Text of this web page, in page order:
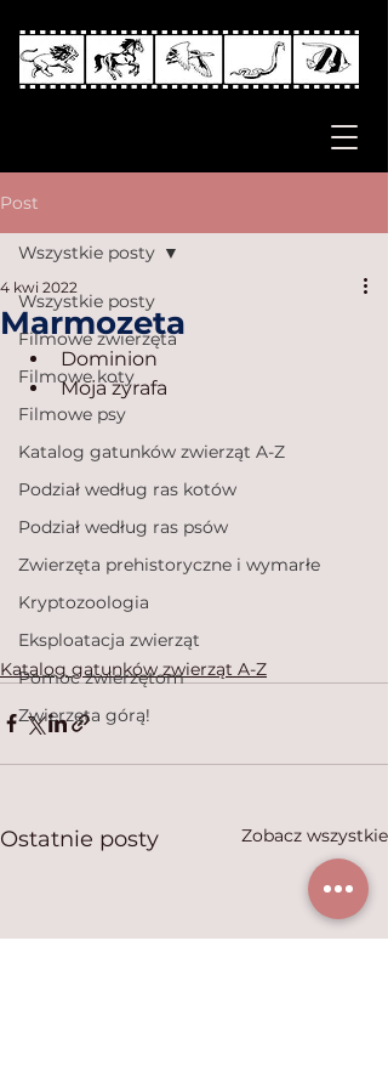
Post
Wszystkie posty
Filmowe zwierzęta
Filmowe koty
Filmowe psy
Katalog gatunków zwierząt A-Z
Podział według ras kotów
Podział według ras psów
Zwierzęta prehistoryczne i wymarłe
Kryptozoologia
Eksploatacja zwierząt
Pomoc zwierzętom
Zwierzęta górą!
Wszystkie posty
Marmozeta
4 kwi 2022
Dominion
Moja żyrafa
Katalog gatunków zwierząt A-Z
Ostatnie posty Zobacz wszystkie